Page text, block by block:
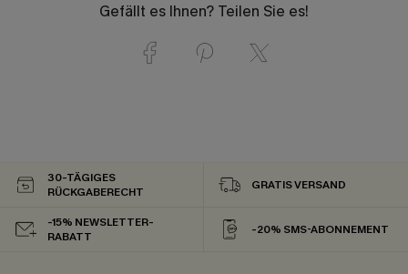
Gefällt es Ihnen? Teilen Sie es!
30-TÄGIGES
RÜCKGABERECHT
GRATIS VERSAND
-15% NEWSLETTER-
RABATT
-20% SMS-ABONNEMENT